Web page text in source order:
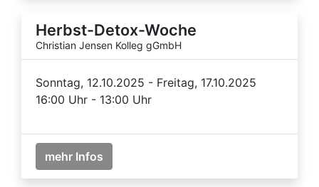
Herbst-Detox-Woche
Christian Jensen Kolleg gGmbH
Sonntag, 12.10.2025 - Freitag, 17.10.2025
16:00 Uhr - 13:00 Uhr
mehr Infos